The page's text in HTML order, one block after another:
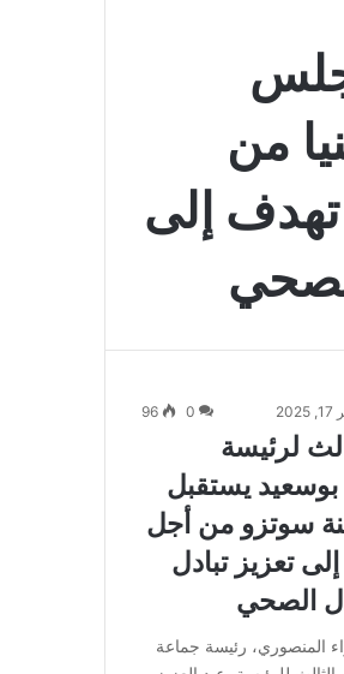
من
تهدف إلى
0
96
لرئيسة
يستقبل
سوتزو من أجل
تعزيز تبادل
الصحي
المنصوري، رئيسة جماعة